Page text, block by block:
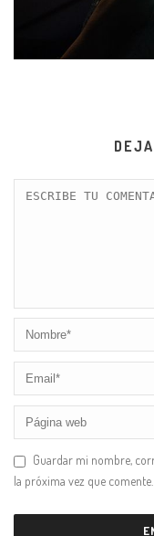
Guardar mi nombre,
la próxima vez que comente.